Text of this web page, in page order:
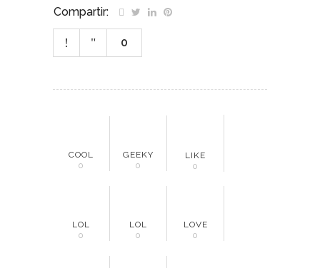
Compartir:
0
COOL
0
GEEKY
0
LIKE
0
LOL
0
LOL
0
LOVE
0